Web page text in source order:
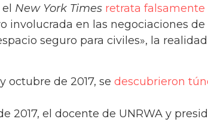
New York Times retrata falsamente
involucrada en las negociaciones
seguro para civiles», la
octubre de 2017, se descubrieron
2017, el docente de UNRWA y